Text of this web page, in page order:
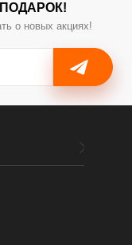
о новых акциях!